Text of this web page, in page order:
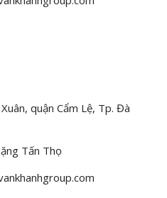
quận Cẩm Lệ, Tp. Đà
Tấn Thọ